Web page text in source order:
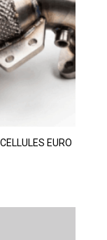
EURO